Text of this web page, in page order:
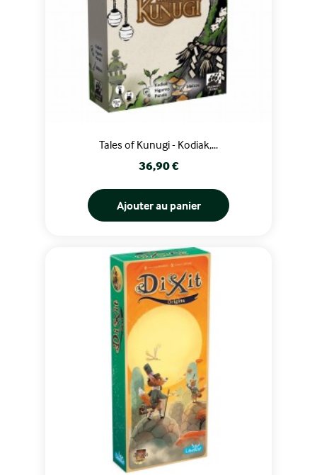
Tales of Kunugi - Kodiak,...
Prix
36,90 €
Ajouter au panier